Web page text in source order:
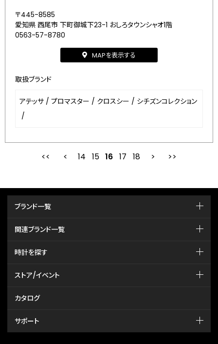
〒445-8585
愛知県 西尾市 下町御城下23-1 おしろタウンシャオ1階
0563-57-8780
MAPを表示する
取扱ブランド
アテッサ / プロマスター / クロスシー / シチズンコレクション
/
最初 前
14 15 16 17 18
ブランド一覧
関連ブランド一覧
時計を探す
ストア/イベント
カタログ
サポート